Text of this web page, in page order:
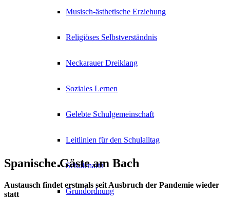
Musisch-ästhetische Erziehung
Religiöses Selbstverständnis
Neckarauer Dreiklang
Soziales Lernen
Gelebte Schulgemeinschaft
Leitlinien für den Schulalltag
Schulcharta
Grundordnung
Spanische Gäste am Bach
Austausch findet erstmals seit Ausbruch der Pandemie wieder
statt